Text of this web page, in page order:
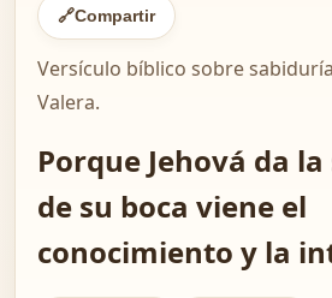
🔗Compartir
Versículo bíblico sobre
Valera.
Porque Jehová da
de su boca viene el
conocimiento y la